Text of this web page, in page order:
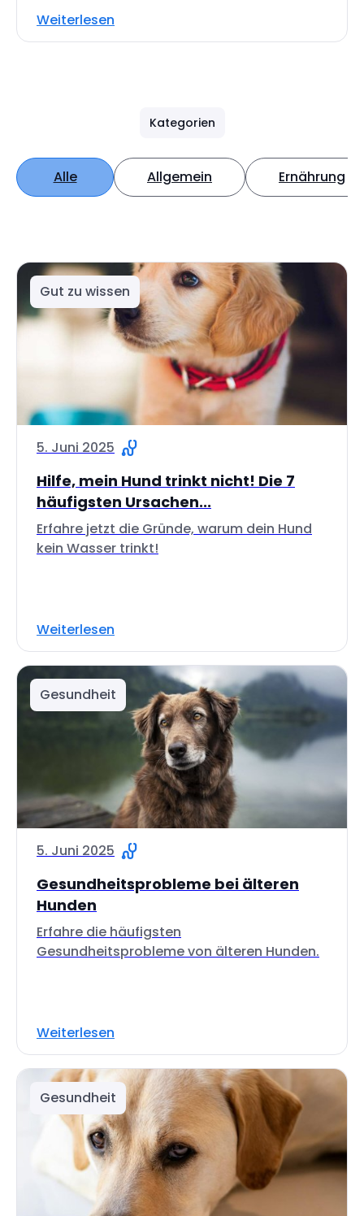
Weiterlesen
Kategorien
Alle Allgemein Ernährung
Gut zu wissen
5. Juni 2025
Hilfe, mein Hund trinkt nicht! Die 7
häufigsten Ursachen...
Erfahre jetzt die Gründe, warum dein Hund
kein Wasser trinkt!
Weiterlesen
Gesundheit
5. Juni 2025
Gesundheitsprobleme bei älteren
Hunden
Erfahre die häufigsten
Gesundheitsprobleme von älteren Hunden.
Weiterlesen
Gesundheit